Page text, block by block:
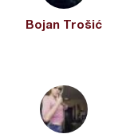
Bojan Trošić